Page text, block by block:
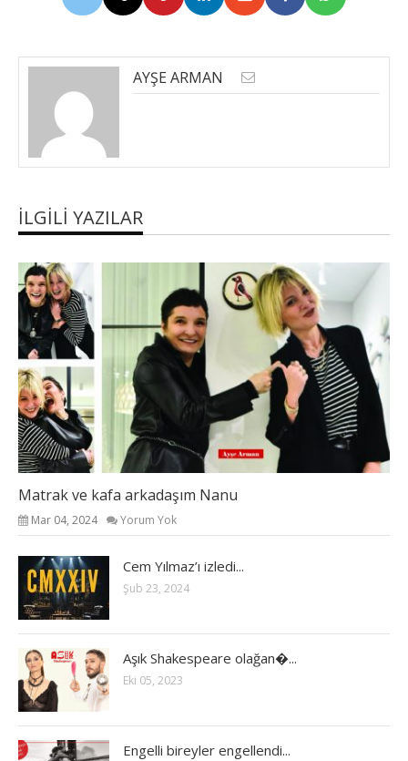
AYŞE ARMAN
İLGILI YAZILAR
Matrak ve kafa arkadaşım Nanu
Mar 04, 2024 Yorum Yok
Cem Yılmaz’ı izledi...
Şub 23, 2024
Aşık Shakespeare olağan�...
Eki 05, 2023
Engelli bireyler engellendi...